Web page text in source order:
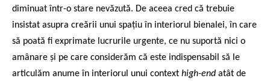
diminuat într-o stare nevăzută. De aceea cred că trebuie
insistat asupra creării unui spațiu în interiorul bienalei, în care
să poată fi exprimate lucrurile urgente, ce nu suportă nici o
amânare și pe care considerăm că este indispensabil să le
articulăm anume în interiorul unui context high-end atât de